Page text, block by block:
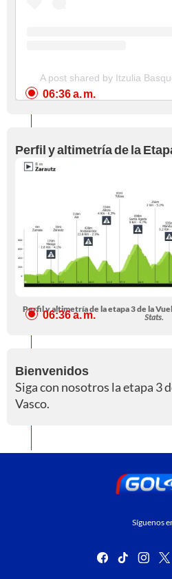
A post shared by Itzulia
06:36 a. m.
Perfil y altimetría de la
Perfil y altimetría de la etapa 3 de la
Stats.
06:36 a. m.
Bienvenidos
Siga con nosotros la etapa 3
Vasco.
Síguenos
facebook
tiktok